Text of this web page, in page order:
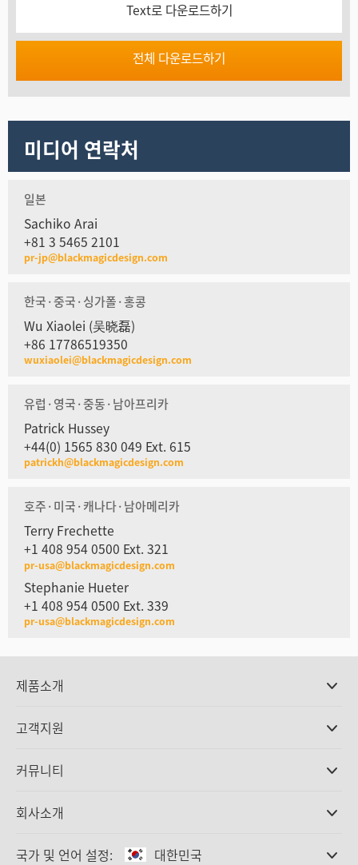
Text로 다운로드하기
전체 다운로드하기
미디어 연락처
일본
Sachiko Arai
+81 3 5465 2101
pr-jp@blackmagicdesign.com
한국·중국·싱가폴·홍콩
Wu Xiaolei (吴晓磊)
+86 17786519350
wuxiaolei@blackmagicdesign.com
유럽·영국·중동·남아프리카
Patrick Hussey
+44(0) 1565 830 049 Ext. 615
patrickh@blackmagicdesign.com
호주·미국·캐나다·남아메리카
Terry Frechette
+1 408 954 0500 Ext. 321
pr-usa@blackmagicdesign.com
Stephanie Hueter
+1 408 954 0500 Ext. 339
pr-usa@blackmagicdesign.com
제품소개
DaVinci Resolve와 Fusion 소프트웨어
Ultimatte
캡쳐 및 재생
표준 변환
고객지원
고객지원 센터
커뮤니티
회사소개
회사 소개
국가 및 언어 설정: 대한민국